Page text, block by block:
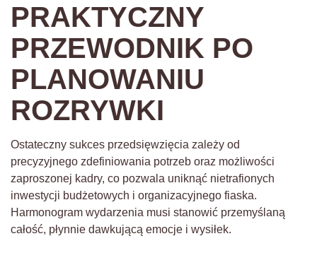
PRAKTYCZNY
PRZEWODNIK PO
PLANOWANIU
ROZRYWKI
Ostateczny sukces przedsięwzięcia zależy od
precyzyjnego zdefiniowania potrzeb oraz możliwości
zaproszonej kadry, co pozwala uniknąć nietrafionych
inwestycji budżetowych i organizacyjnego fiaska.
Harmonogram wydarzenia musi stanowić przemyślaną
całość, płynnie dawkującą emocje i wysiłek.